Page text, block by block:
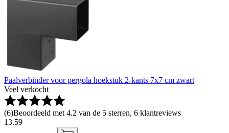
Paalverbinder voor pergola hoekstuk 2-kants 7x7 cm zwart
Veel verkocht
(6)Beoordeeld met 4.2 van de 5 sterren, 6 klantreviews
13.59